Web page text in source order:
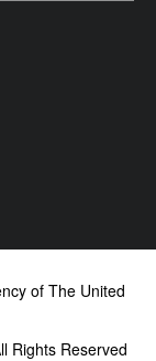
of The United
Rights Reserved